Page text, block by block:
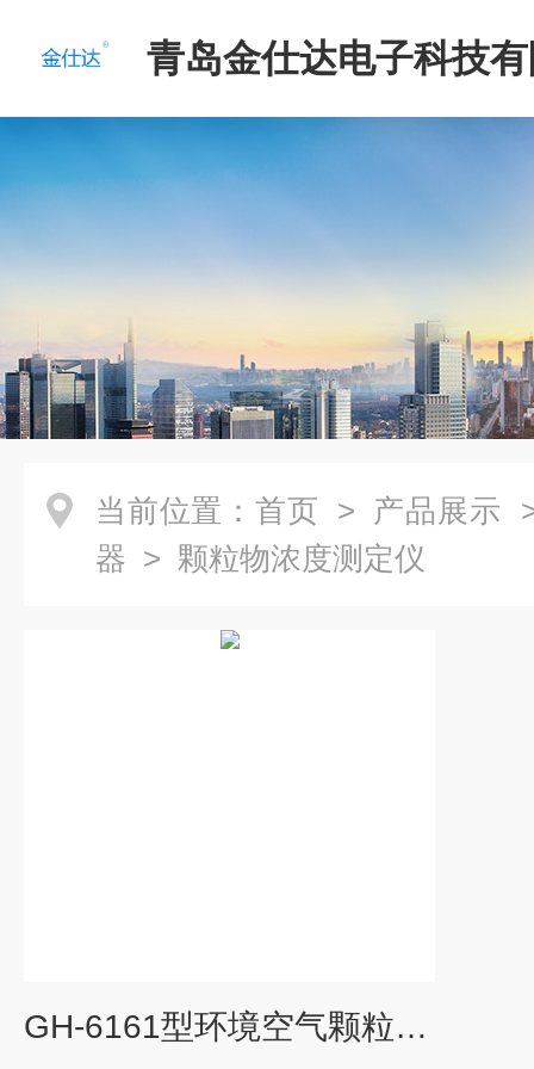
青岛金仕达电子科技
当前位置： 首页 > 产品展示
器 > 颗粒物浓度测定仪
GH-6161型环境空气颗粒物浓度 测定仪